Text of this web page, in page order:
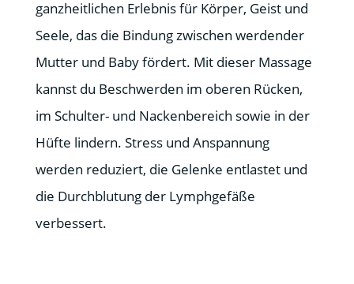
ganzheitlichen Erlebnis für Körper, Geist und
Seele, das die Bindung zwischen werdender
Mutter und Baby fördert. Mit dieser Massage
kannst du Beschwerden im oberen Rücken,
im Schulter- und Nackenbereich sowie in der
Hüfte lindern. Stress und Anspannung
werden reduziert, die Gelenke entlastet und
die Durchblutung der Lymphgefäße
verbessert.